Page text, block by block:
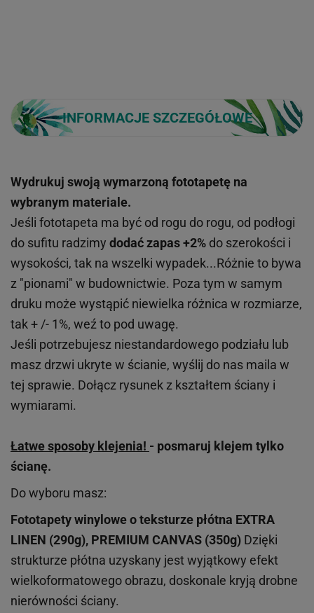
INFORMACJE SZCZEGÓŁOWE
Wydrukuj swoją wymarzoną fototapetę na
wybranym materiale.
Jeśli fototapeta ma być od rogu do rogu, od podłogi
do sufitu radzimy dodać zapas +2% do szerokości i
wysokości, tak na wszelki wypadek...Różnie to bywa
z "pionami" w budownictwie. Poza tym w samym
druku może wystąpić niewielka różnica w rozmiarze,
tak + /- 1%, weź to pod uwagę.
Jeśli potrzebujesz niestandardowego podziału lub
masz drzwi ukryte w ścianie, wyślij do nas maila w
tej sprawie. Dołącz rysunek z kształtem ściany i
wymiarami.
Łatwe sposoby klejenia! - posmaruj klejem tylko
ścianę.
Do wyboru masz:
Fototapety winylowe oteksturze płótna EXTRA
LINEN (290g), PREMIUM CANVAS (350g) Dzięki
strukturze płótna uzyskany jest wyjątkowy efekt
wielkoformatowego obrazu, doskonale kryją drobne
nierówności ściany.